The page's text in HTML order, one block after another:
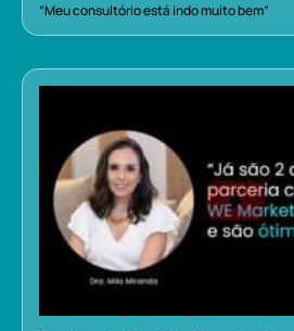
“Meu consultório está indo muito bem”